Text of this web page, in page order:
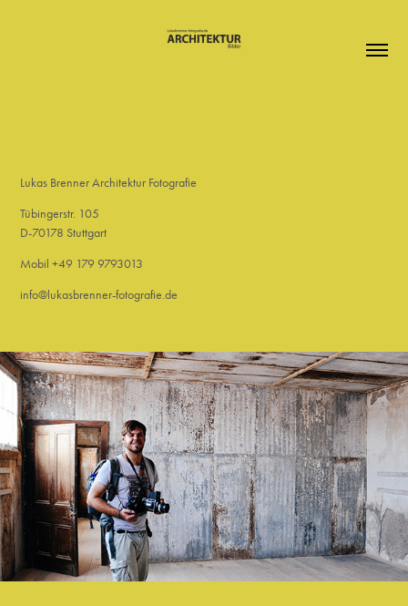
Lukas Brenner Architektur Fotografie
Tübingerstr. 105
D-70178 Stuttgart
Mobil +49 179 9793013
info@lukasbrenner-fotografie.de